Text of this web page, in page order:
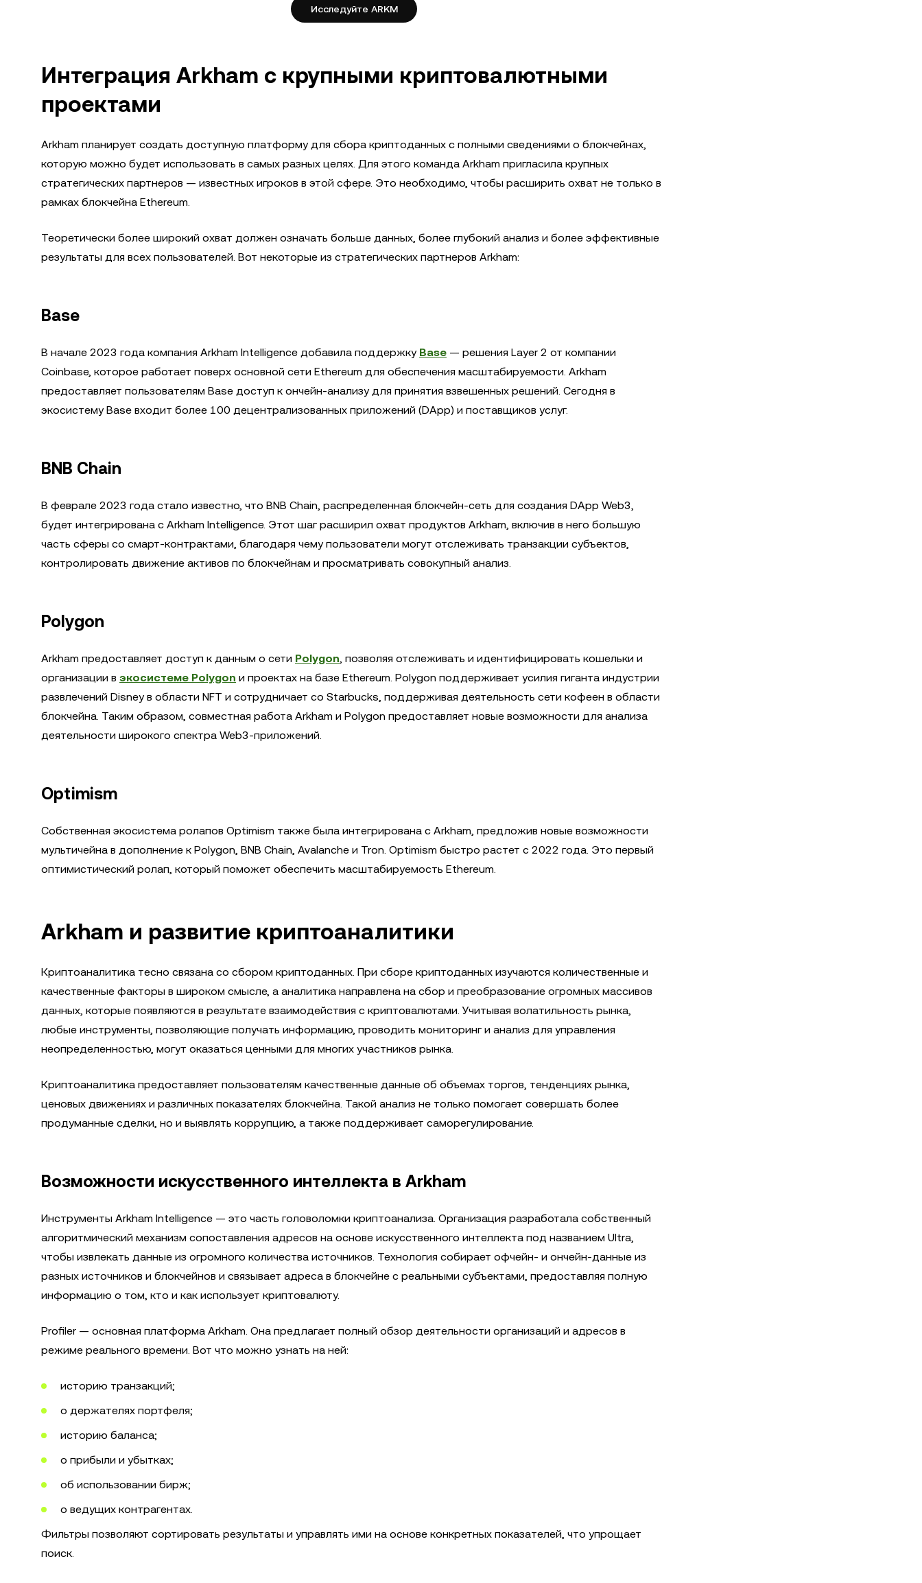
Исследуйте ARKM
Интеграция Arkham с крупными криптовалютными
проектами
Arkham планирует создать доступную платформу для сбора криптоданных с полными сведениями о блокчейнах,
которую можно будет использовать в самых разных целях. Для этого команда Arkham пригласила крупных
стратегических партнеров — известных игроков в этой сфере. Это необходимо, чтобы расширить охват не только в
рамках блокчейна Ethereum.
Теоретически более широкий охват должен означать больше данных, более глубокий анализ и более эффективные
результаты для всех пользователей. Вот некоторые из стратегических партнеров Arkham:
Base
В начале 2023 года компания Arkham Intelligence добавила поддержку Base — решения Layer 2 от компании
Coinbase, которое работает поверх основной сети Ethereum для обеспечения масштабируемости. Arkham
предоставляет пользователям Base доступ к ончейн-анализу для принятия взвешенных решений. Сегодня в
экосистему Base входит более 100 децентрализованных приложений (DApp) и поставщиков услуг.
BNB Chain
В феврале 2023 года стало известно, что BNB Chain, распределенная блокчейн-сеть для создания DApp Web3,
будет интегрирована с Arkham Intelligence. Этот шаг расширил охват продуктов Arkham, включив в него большую
часть сферы со смарт-контрактами, благодаря чему пользователи могут отслеживать транзакции субъектов,
контролировать движение активов по блокчейнам и просматривать совокупный анализ.
Polygon
Arkham предоставляет доступ к данным о сети Polygon, позволяя отслеживать и идентифицировать кошельки и
организации в экосистеме Polygon и проектах на базе Ethereum. Polygon поддерживает усилия гиганта индустрии
развлечений Disney в области NFT и сотрудничает со Starbucks, поддерживая деятельность сети кофеен в области
блокчейна. Таким образом, совместная работа Arkham и Polygon предоставляет новые возможности для анализа
деятельности широкого спектра Web3-приложений.
Optimism
Собственная экосистема ролапов Optimism также была интегрирована с Arkham, предложив новые возможности
мультичейна в дополнение к Polygon, BNB Chain, Avalanche и Tron. Optimism быстро растет с 2022 года. Это первый
оптимистический ролап, который поможет обеспечить масштабируемость Ethereum.
Arkham и развитие криптоаналитики
Криптоаналитика тесно связана со сбором криптоданных. При сборе криптоданных изучаются количественные и
качественные факторы в широком смысле, а аналитика направлена на сбор и преобразование огромных массивов
данных, которые появляются в результате взаимодействия с криптовалютами. Учитывая волатильность рынка,
любые инструменты, позволяющие получать информацию, проводить мониторинг и анализ для управления
неопределенностью, могут оказаться ценными для многих участников рынка.
Криптоаналитика предоставляет пользователям качественные данные об объемах торгов, тенденциях рынка,
ценовых движениях и различных показателях блокчейна. Такой анализ не только помогает совершать более
продуманные сделки, но и выявлять коррупцию, а также поддерживает саморегулирование.
Возможности искусственного интеллекта в Arkham
Инструменты Arkham Intelligence — это часть головоломки криптоанализа. Организация разработала собственный
алгоритмический механизм сопоставления адресов на основе искусственного интеллекта под названием Ultra,
чтобы извлекать данные из огромного количества источников. Технология собирает офчейн- и ончейн-данные из
разных источников и блокчейнов и связывает адреса в блокчейне с реальными субъектами, предоставляя полную
информацию о том, кто и как использует криптовалюту.
Profiler — основная платформа Arkham. Она предлагает полный обзор деятельности организаций и адресов в
режиме реального времени. Вот что можно узнать на ней:
историю транзакций;
о держателях портфеля;
историю баланса;
о прибыли и убытках;
об использовании бирж;
о ведущих контрагентах.
Фильтры позволяют сортировать результаты и управлять ими на основе конкретных показателей, что упрощает
поиск.